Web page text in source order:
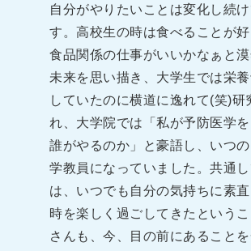
自分がやりたいことは変化し続け
す。高校生の時は食べることが
食品関係の仕事がいいかなぁと
未来を思い描き、大学生では栄
していたのに横道に逸れて(笑)研
れ、大学院では「私が予防医学
誰がやるのか」と豪語し、いつ
学教員になっていました。共通
は、いつでも自分の気持ちに素
時を楽しく過ごしてきたという
さんも、今、目の前にあること